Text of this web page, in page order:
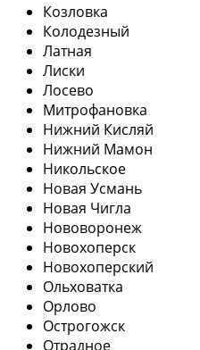
Козловка
Колодезный
Латная
Лиски
Лосево
Митрофановка
Нижний Кисляй
Нижний Мамон
Никольское
Новая Усмань
Новая Чигла
Нововоронеж
Новохоперск
Новохоперский
Ольховатка
Орлово
Острогожск
Отрадное